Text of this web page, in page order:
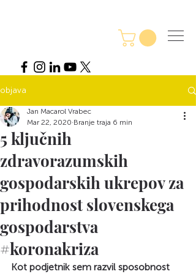
objava
5 ključnih
zdravorazumskih
gospodarskih ukrepov za
prihodnost slovenskega
gospodarstva
#koronakriza
Jan Macarol Vrabec
Mar 22, 2020 Branje traja 6 min
Kot podjetnik sem razvil sposobnost